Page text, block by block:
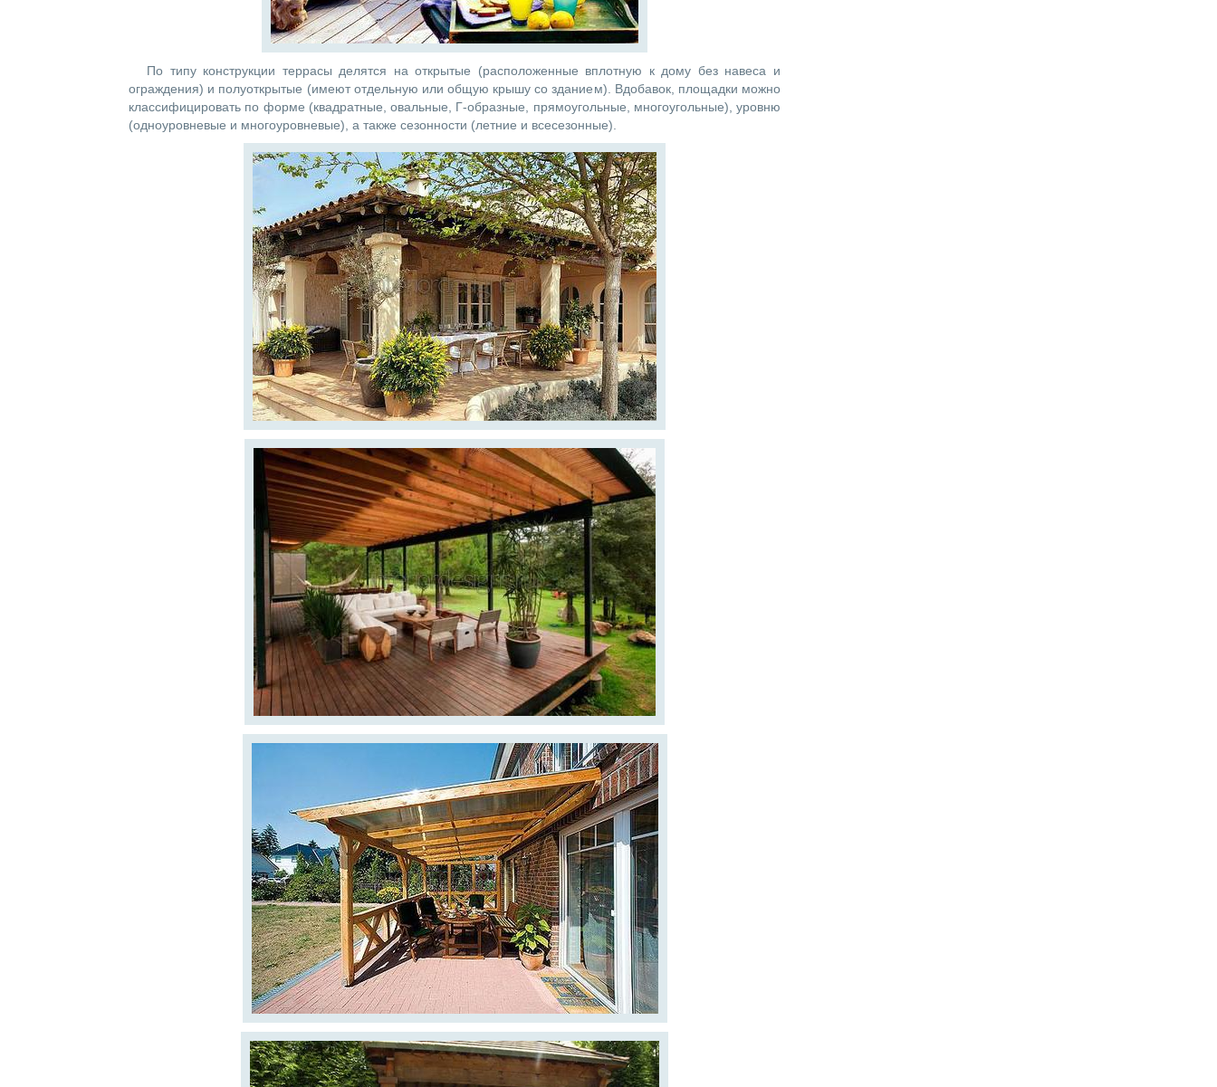
По типу конструкции террасы делятся на открытые (расположенные вплотную к дому без навеса и
ограждения) и полуоткрытые (имеют отдельную или общую крышу со зданием). Вдобавок, площадки можно
классифицировать по форме (квадратные, овальные, Г-образные, прямоугольные, многоугольные), уровню
(одноуровневые и многоуровневые), а также сезонности (летние и всесезонные).